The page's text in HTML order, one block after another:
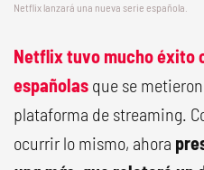
Netflix lanzará una nueva serie española.
Netflix tuvo mucho éxito
españolas que se
plataforma de streaming.
ocurrir lo mismo, ahora